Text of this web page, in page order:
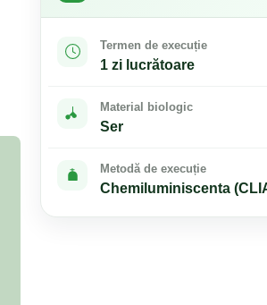
Termen de execuție
1 zi lucrătoare
Material biologic
Ser
Metodă de execuție
Chemiluminiscenta